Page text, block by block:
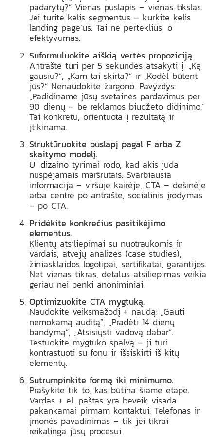
padarytų?” Vienas puslapis – vienas tikslas.
Jei turite kelis segmentus – kurkite kelis
landing page’us. Tai ne perteklius, o
efektyvumas.
Suformuluokite aiškią vertės propoziciją.
Antraštė turi per 5 sekundes atsakyti į: „Ką
gausiu?”, „Kam tai skirta?” ir „Kodėl būtent
jūs?” Nenaudokite žargono. Pavyzdys:
„Padidiname jūsų svetainės pardavimus per
90 dienų – be reklamos biudžeto didinimo.”
Tai konkretu, orientuota į rezultatą ir
įtikinama.
Struktūruokite puslapį pagal F arba Z
skaitymo modelį.
UI dizaino tyrimai rodo, kad akis juda
nuspėjamais maršrutais. Svarbiausia
informacija – viršuje kairėje, CTA – dešinėje
arba centre po antrašte, socialinis įrodymas
– po CTA.
Pridėkite konkrečius pasitikėjimo
elementus.
Klientų atsiliepimai su nuotraukomis ir
vardais, atvejų analizės (case studies),
žiniasklaidos logotipai, sertifikatai, garantijos.
Net vienas tikras, detalus atsiliepimas veikia
geriau nei penki anoniminiai.
Optimizuokite CTA mygtuką.
Naudokite veiksmažodį + naudą: „Gauti
nemokamą auditą”, „Pradėti 14 dienų
bandymą”, „Atsisiųsti vadovą dabar”.
Testuokite mygtuko spalvą – ji turi
kontrastuoti su fonu ir išsiskirti iš kitų
elementų.
Sutrumpinkite formą iki minimumo.
Prašykite tik to, kas būtina šiame etape.
Vardas + el. paštas yra beveik visada
pakankamai pirmam kontaktui. Telefonas ir
įmonės pavadinimas – tik jei tikrai
reikalinga jūsų procesui.